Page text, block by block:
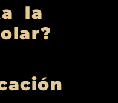
la